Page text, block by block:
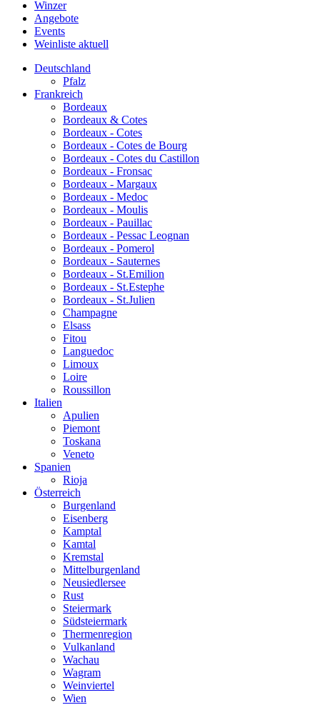
Winzer
Angebote
Events
Weinliste aktuell
Deutschland
Pfalz
Frankreich
Bordeaux
Bordeaux & Cotes
Bordeaux - Cotes
Bordeaux - Cotes de Bourg
Bordeaux - Cotes du Castillon
Bordeaux - Fronsac
Bordeaux - Margaux
Bordeaux - Medoc
Bordeaux - Moulis
Bordeaux - Pauillac
Bordeaux - Pessac Leognan
Bordeaux - Pomerol
Bordeaux - Sauternes
Bordeaux - St.Emilion
Bordeaux - St.Estephe
Bordeaux - St.Julien
Champagne
Elsass
Fitou
Languedoc
Limoux
Loire
Roussillon
Italien
Apulien
Piemont
Toskana
Veneto
Spanien
Rioja
Österreich
Burgenland
Eisenberg
Kamptal
Kamtal
Kremstal
Mittelburgenland
Neusiedlersee
Rust
Steiermark
Südsteiermark
Thermenregion
Vulkanland
Wachau
Wagram
Weinviertel
Wien